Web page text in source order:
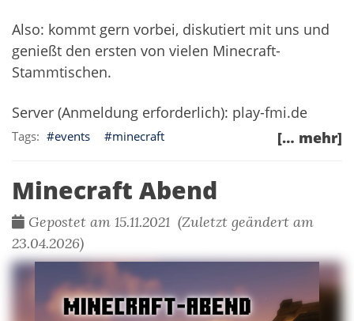
Also: kommt gern vorbei, diskutiert mit uns und
genießt den ersten von vielen Minecraft-
Stammtischen.
Server (Anmeldung erforderlich): play-fmi.de
[… mehr]
events minecraft
Minecraft Abend
Gepostet am 15.11.2021 (Zuletzt geändert am
23.04.2026)